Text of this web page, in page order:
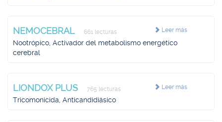
Leer más
NEMOCEBRAL 661 lecturas
Nootrópico, Activador del metabolismo energético
cerebral
Leer más
LIONDOX PLUS 765 lecturas
Tricomonicida, Anticandidiásico